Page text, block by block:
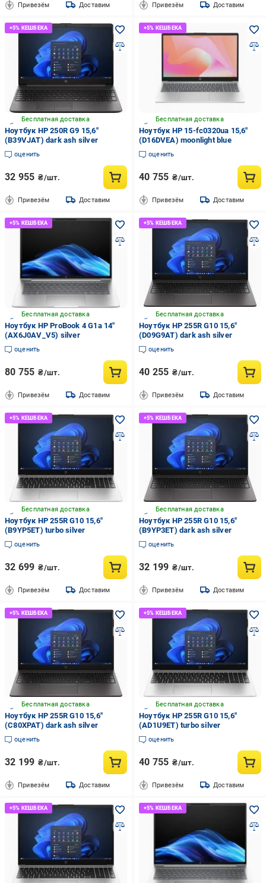
Привезём Доставим Привезём Доставим
Бесплатная доставка
Ноутбук HP 250R G9 15,6"
(B39VJAT) dark ash silver
оценить
32 955 ₴/шт.
Привезём Доставим
Бесплатная доставка
Ноутбук HP 15-fc0320ua 15,6"
(D16DVEA) moonlight blue
оценить
40 755 ₴/шт.
Привезём Доставим
Бесплатная доставка
Ноутбук HP ProBook 4 G1a 14"
(AX6J0AV_V5) silver
оценить
80 755 ₴/шт.
Привезём Доставим
Бесплатная доставка
Ноутбук HP 255R G10 15,6"
(D09G9AT) dark ash silver
оценить
40 255 ₴/шт.
Привезём Доставим
Бесплатная доставка
Ноутбук HP 255R G10 15,6"
(B9YP5ET) turbo silver
оценить
32 699 ₴/шт.
Привезём Доставим
Бесплатная доставка
Ноутбук HP 255R G10 15,6"
(B9YP3ET) dark ash silver
оценить
32 199 ₴/шт.
Привезём Доставим
Бесплатная доставка
Ноутбук HP 255R G10 15,6"
(C80XPAT) dark ash silver
оценить
32 199 ₴/шт.
Привезём Доставим
Бесплатная доставка
Ноутбук HP 255R G10 15,6"
(AD1U9ET) turbo silver
оценить
40 755 ₴/шт.
Привезём Доставим